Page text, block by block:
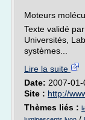
Moteurs
Texte validé
Universités,
systèmes...
Lire la suite
Date: 2007-
Site : http://
Thèmes liés :